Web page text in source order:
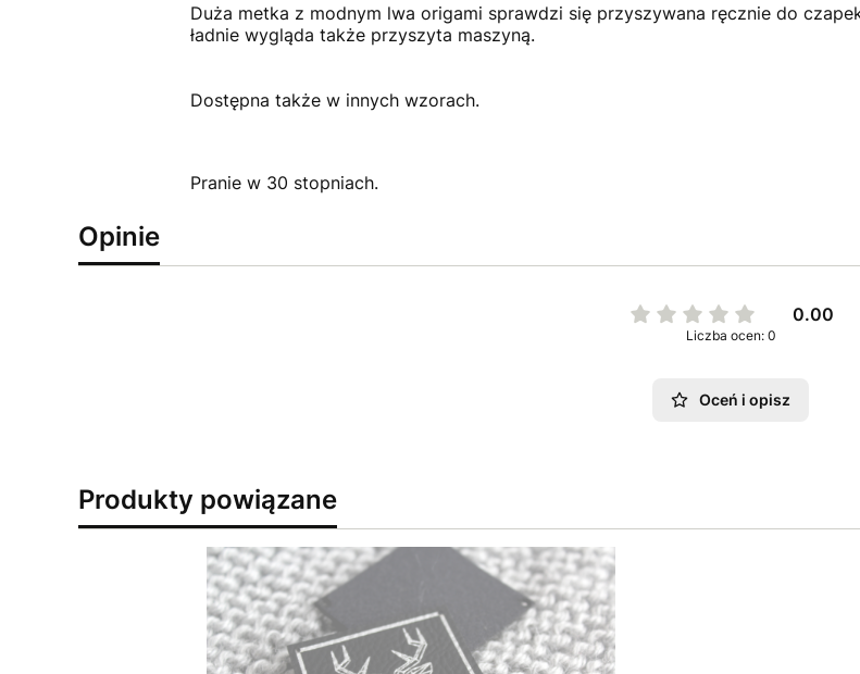
Duża metka z modnym lwa origami sprawdzi się przyszywana ręcznie do
ładnie wygląda także przyszyta maszyną.
Dostępna także w innych wzorach.
Pranie w 30 stopniach.
Opinie
0.00
Liczba ocen: 0
Oceń i opisz
Produkty powiązane